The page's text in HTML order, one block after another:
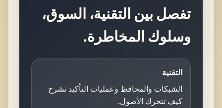
تفصل بين التقنية، السوق،
وسلوك المخاطرة.
التقنية
الشبكات والمحافظ وعمليات التأكيد تشرح
كيف تتحرك الأصول.